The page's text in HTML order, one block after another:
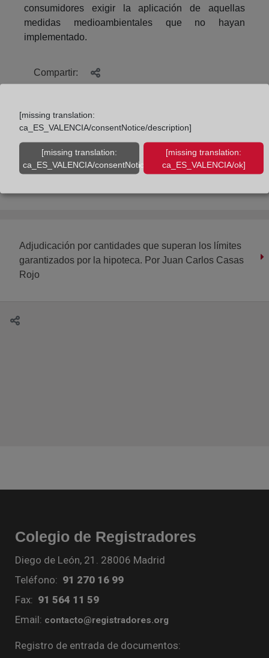
consumidores exigir la aplicación de aquellas
medidas medioambientales que no hayan
implementado.
Compartir:
La reforma de la capacidad jurídica de las
Adjudicación por cantidades que superan los límites
garantizados por la hipoteca. Por Juan Carlos Casas
Rojo
Colegio de Registradores
Diego de León, 21. 28006 Madrid
Teléfono: 91 270 16 99
Fax: 91 564 11 59
Email: contacto@registradores.org
Registro de entrada de documentos:
[missing translation:
ca_ES_VALENCIA/consentNotice/description]
[missing translation:
ca_ES_VALENCIA/consentNotice/learnMore]
[missing translation:
ca_ES_VALENCIA/ok]